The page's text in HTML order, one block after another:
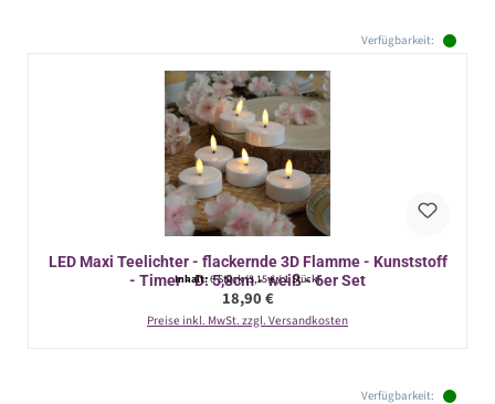
Verfügbarkeit:
LED Maxi Teelichter - flackernde 3D Flamme - Kunststoff
- Timer - D: 5,8cm - weiß - 6er Set
Inhalt:6 Stück(3,15 € / 1 Stück)
Regulärer Preis:
18,90 €
Preise inkl. MwSt. zzgl. Versandkosten
Verfügbarkeit: